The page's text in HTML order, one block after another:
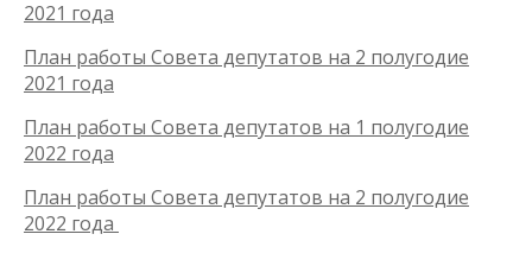
2021 года
План работы Совета депутатов на 2 полугодие
2021 года
План работы Совета депутатов на 1 полугодие
2022 года
План работы Совета депутатов на 2 полугодие
2022 года